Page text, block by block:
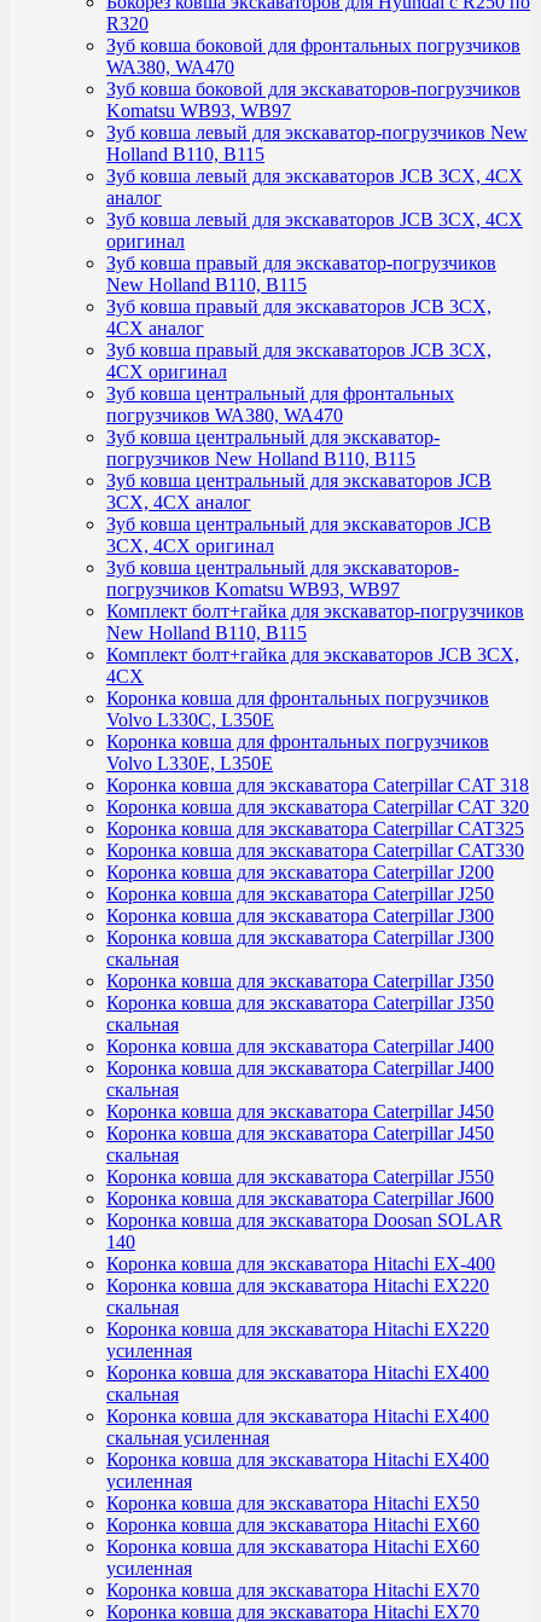
R320
Зуб ковша боковой для фронтальных погрузчиков
WA380, WA470
Зуб ковша боковой для экскаваторов-погрузчиков
Komatsu WB93, WB97
Зуб ковша левый для экскаватор-погрузчиков New
Holland B110, B115
Зуб ковша левый для экскаваторов JCB 3CX, 4CX
аналог
Зуб ковша левый для экскаваторов JCB 3CX, 4CX
оригинал
Зуб ковша правый для экскаватор-погрузчиков
New Holland B110, B115
Зуб ковша правый для экскаваторов JCB 3CX,
4CX аналог
Зуб ковша правый для экскаваторов JCB 3CX,
4CX оригинал
Зуб ковша центральный для фронтальных
погрузчиков WA380, WA470
Зуб ковша центральный для экскаватор-
погрузчиков New Holland B110, B115
Зуб ковша центральный для экскаваторов JCB
3CX, 4CX аналог
Зуб ковша центральный для экскаваторов JCB
3CX, 4CX оригинал
Зуб ковша центральный для экскаваторов-
погрузчиков Komatsu WB93, WB97
Комплект болт+гайка для экскаватор-погрузчиков
New Holland B110, B115
Комплект болт+гайка для экскаваторов JCB 3CX,
4CX
Коронка ковша для фронтальных погрузчиков
Volvo L330C, L350E
Коронка ковша для фронтальных погрузчиков
Volvo L330E, L350E
Коронка ковша для экскаватора Caterpillar CAT 318
Коронка ковша для экскаватора Caterpillar CAT 320
Коронка ковша для экскаватора Caterpillar CAT325
Коронка ковша для экскаватора Caterpillar CAT330
Коронка ковша для экскаватора Caterpillar J200
Коронка ковша для экскаватора Caterpillar J250
Коронка ковша для экскаватора Caterpillar J300
Коронка ковша для экскаватора Caterpillar J300
скальная
Коронка ковша для экскаватора Caterpillar J350
Коронка ковша для экскаватора Caterpillar J350
скальная
Коронка ковша для экскаватора Caterpillar J400
Коронка ковша для экскаватора Caterpillar J400
скальная
Коронка ковша для экскаватора Caterpillar J450
Коронка ковша для экскаватора Caterpillar J450
скальная
Коронка ковша для экскаватора Caterpillar J550
Коронка ковша для экскаватора Caterpillar J600
Коронка ковша для экскаватора Doosan SOLAR
140
Коронка ковша для экскаватора Hitachi EX-400
Коронка ковша для экскаватора Hitachi EX220
скальная
Коронка ковша для экскаватора Hitachi EX220
усиленная
Коронка ковша для экскаватора Hitachi EX400
скальная
Коронка ковша для экскаватора Hitachi EX400
скальная усиленная
Коронка ковша для экскаватора Hitachi EX400
усиленная
Коронка ковша для экскаватора Hitachi EX50
Коронка ковша для экскаватора Hitachi EX60
Коронка ковша для экскаватора Hitachi EX60
усиленная
Коронка ковша для экскаватора Hitachi EX70
Коронка ковша для экскаватора Hitachi EX70